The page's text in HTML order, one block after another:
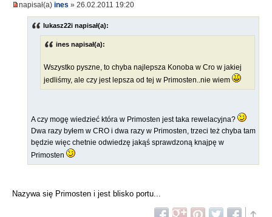
napisał(a) ines » 26.02.2011 19:20
lukasz22i napisał(a):
ines napisał(a):
Wszystko pyszne, to chyba najlepsza Konoba w Cro w jakiej
jedliśmy, ale czy jest lepsza od tej w Primosten..nie wiem
A czy mogę wiedzieć która w Primosten jest taka rewelacyjna?
Dwa razy byłem w CRO i dwa razy w Primosten, trzeci też chyba tam
będzie więc chetnie odwiedzę jakąś sprawdzoną knajpę w
Primosten
Nazywa się Primosten i jest blisko portu...